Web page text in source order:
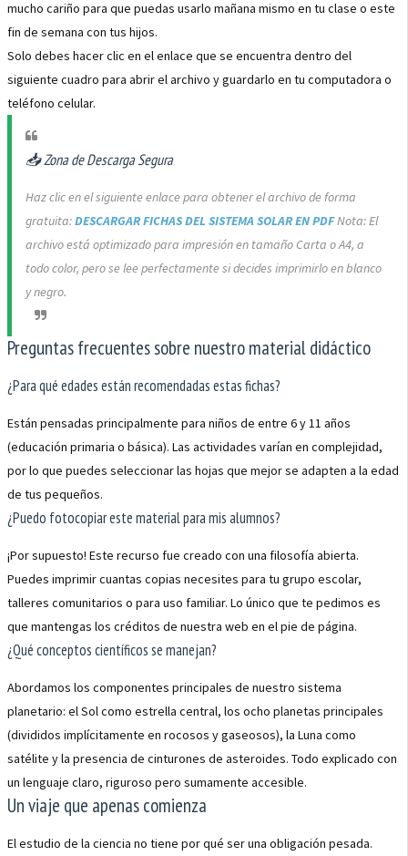
mucho cariño para que puedas usarlo mañana mismo en tu clase o este
fin de semana con tus hijos.
Solo debes hacer clic en el enlace que se encuentra dentro del
siguiente cuadro para abrir el archivo y guardarlo en tu computadora o
teléfono celular.
📥 Zona de Descarga Segura
Haz clic en el siguiente enlace para obtener el archivo de forma
gratuita:DESCARGAR FICHAS DEL SISTEMA SOLAR EN PDFNota: El
archivo está optimizado para impresión en tamaño Carta o A4, a
todo color, pero se lee perfectamente si decides imprimirlo en blanco
y negro.
Preguntas frecuentes sobre nuestro material didáctico
¿Para qué edades están recomendadas estas fichas?
Están pensadas principalmente para niños de entre 6 y 11 años
(educación primaria o básica). Las actividades varían en complejidad,
por lo que puedes seleccionar las hojas que mejor se adapten a la edad
de tus pequeños.
¿Puedo fotocopiar este material para mis alumnos?
¡Por supuesto! Este recurso fue creado con una filosofía abierta.
Puedes imprimir cuantas copias necesites para tu grupo escolar,
talleres comunitarios o para uso familiar. Lo único que te pedimos es
que mantengas los créditos de nuestra web en el pie de página.
¿Qué conceptos científicos se manejan?
Abordamos los componentes principales de nuestro sistema
planetario: el Sol como estrella central, los ocho planetas principales
(divididos implícitamente en rocosos y gaseosos), la Luna como
satélite y la presencia de cinturones de asteroides. Todo explicado con
un lenguaje claro, riguroso pero sumamente accesible.
Un viaje que apenas comienza
El estudio de la ciencia no tiene por qué ser una obligación pesada.